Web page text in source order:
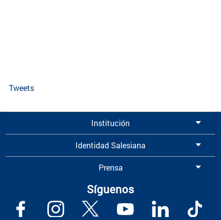
Tweets
Institución
Identidad Salesiana
Prensa
Síguenos